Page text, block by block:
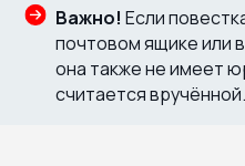
Важно! Если
почтовом ящике или
она также не имеет
считается вручённой.